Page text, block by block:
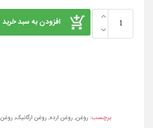
افزودن به سبد خرید
برچسب:روغن,روغن ارده,روغن ارگانیک,